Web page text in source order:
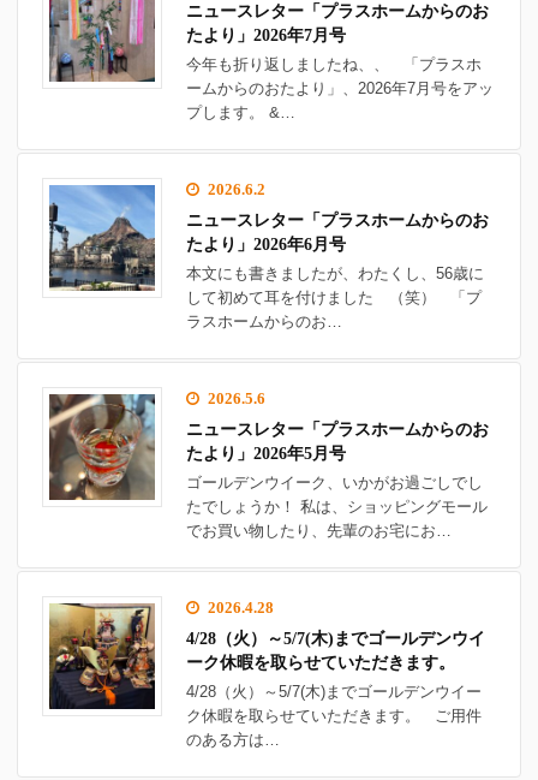
ニュースレター「プラスホームからのお
たより」2026年7月号
今年も折り返しましたね、、 「プラスホ
ームからのおたより」、2026年7月号をアッ
プします。 &…
2026.6.2
ニュースレター「プラスホームからのお
たより」2026年6月号
本文にも書きましたが、わたくし、56歳に
して初めて耳を付けました （笑） 「プ
ラスホームからのお…
2026.5.6
ニュースレター「プラスホームからのお
たより」2026年5月号
ゴールデンウイーク、いかがお過ごしでし
たでしょうか！ 私は、ショッピングモール
でお買い物したり、先輩のお宅にお…
2026.4.28
4/28（火）～5/7(木)までゴールデンウイ
ーク休暇を取らせていただきます。
4/28（火）～5/7(木)までゴールデンウイー
ク休暇を取らせていただきます。 ご用件
のある方は…